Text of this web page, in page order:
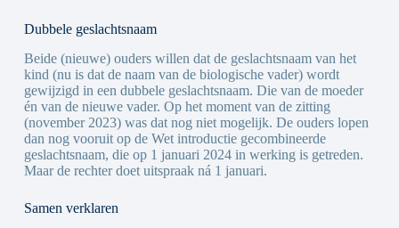
Dubbele geslachtsnaam
Beide (nieuwe) ouders willen dat de geslachtsnaam van het
kind (nu is dat de naam van de biologische vader) wordt
gewijzigd in een dubbele geslachtsnaam. Die van de moeder
én van de nieuwe vader. Op het moment van de zitting
(november 2023) was dat nog niet mogelijk. De ouders lopen
dan nog vooruit op de Wet introductie gecombineerde
geslachtsnaam, die op 1 januari 2024 in werking is getreden.
Maar de rechter doet uitspraak ná 1 januari.
Samen verklaren